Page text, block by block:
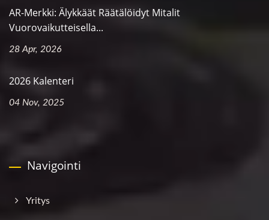
AR-Merkki: Älykkäät Räätälöidyt Mitalit
Vuorovaikutteisella...
28 Apr, 2026
2026 Kalenteri
04 Nov, 2025
Navigointi
Yritys